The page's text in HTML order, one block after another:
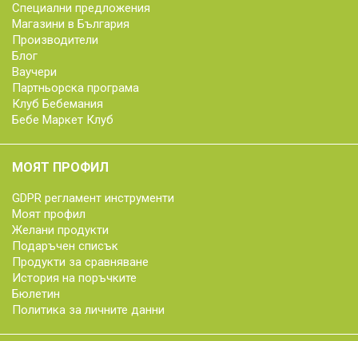
Специални предложения
Магазини в България
Производители
Блог
Ваучери
Партньорска програма
Клуб Бебемания
Бебе Маркет Клуб
МОЯТ ПРОФИЛ
GDPR регламент инструменти
Моят профил
Желани продукти
Подаръчен списък
Продукти за сравняване
История на поръчките
Бюлетин
Политика за личните данни